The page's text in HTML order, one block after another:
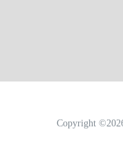
Copyright